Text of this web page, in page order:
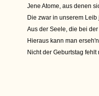
Jene Atome, aus denen
Die zwar in unserem
Aus der Seele, die bei
Hieraus kann man
Nicht der Geburtstag